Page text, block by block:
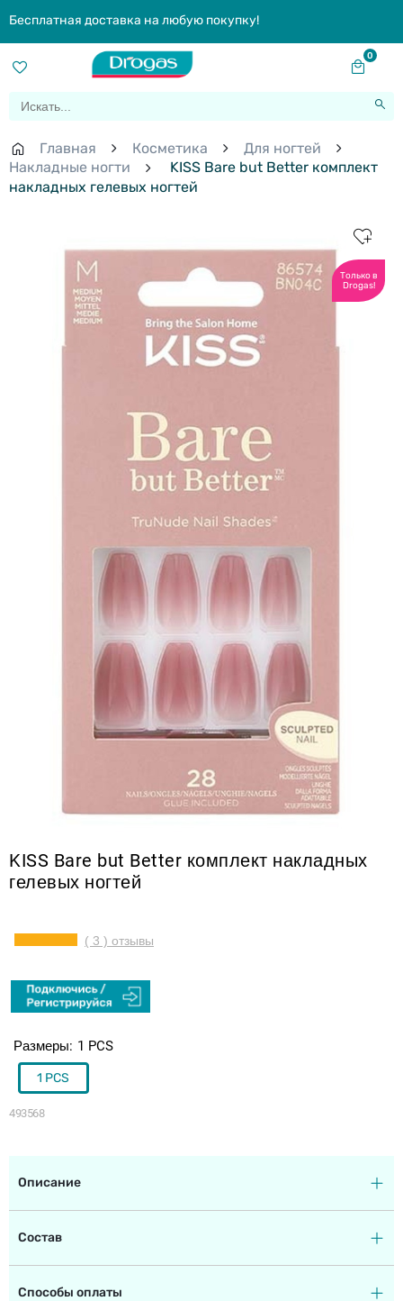
Бесплатная доставка на любую покупку!
0
Главная Косметика
Для ногтей
Накладные ногти
KISS Bare but Better комплект
накладных гелевых ногтей
Только в
Drogas!
KISS Bare but Better комплект накладных
гелевых ногтей
( 3 ) отзывы
493568
Размеры 1 PCS
1 PCS
Описание
Состав
Способы оплаты